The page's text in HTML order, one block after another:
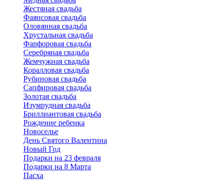
Жестяная свадьба
Фаянсовая свадьба
Оловянная свадьба
Хрустальная свадьба
Фарфоровая свадьба
Серебряная свадьба
Жемчужная свадьба
Коралловая свадьба
Рубиновая свадьба
Сапфировая свадьба
Золотая свадьба
Изумрудная свадьба
Бриллиантовая свадьба
Рождение ребенка
Новоселье
День Святого Валентина
Новый Год
Подарки на 23 февраля
Подарки на 8 Марта
Пасха